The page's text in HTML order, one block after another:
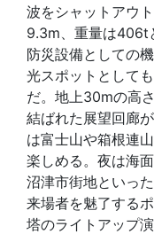
波をシャットアウ
9.3m、重量は406t
防災設備としての
光スポットとして
だ。地上30mの高
結ばれた展望回廊
は富士山や箱根連
楽しめる。夜は海
沼津市街地といっ
来場者を魅了する
塔のライトアップ